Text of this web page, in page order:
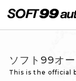
ソフト99オ
This is the official